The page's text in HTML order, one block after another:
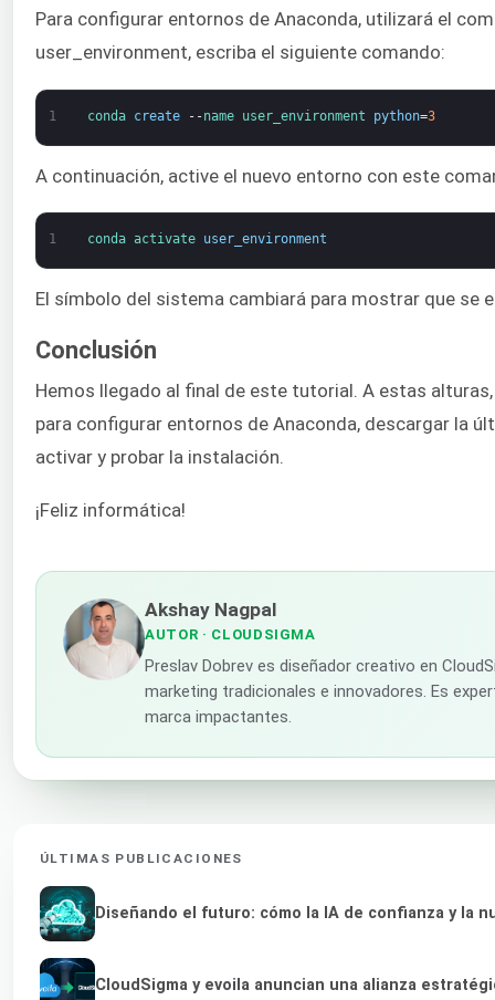
Para configurar entornos de Anaconda, utilizará el
user_environment, escriba el siguiente comando:
1 conda create --name user_environment python=3
A continuación, active el nuevo entorno con este
1 conda activate user_environment
El símbolo del sistema cambiará para mostrar que se
Conclusión
Hemos llegado al final de este tutorial. A estas
para configurar entornos de Anaconda, descargar la
activar y probar la instalación.
¡Feliz informática!
Akshay Nagpal
AUTOR · CLOUDSIGMA
Preslav Dobrev es diseñador creativo en
marketing tradicionales e innovadores. Es
marca impactantes.
ÚLTIMAS PUBLICACIONES
Diseñando el futuro: cómo la IA de confianza y la
CloudSigma y evoila anuncian una alianza